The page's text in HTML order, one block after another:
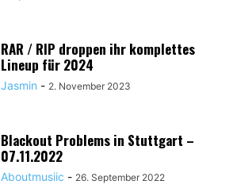
RAR / RIP droppen ihr komplettes
Lineup für 2024
Jasmin - 2. November 2023
Blackout Problems in Stuttgart –
07.11.2022
Aboutmusiic - 26. September 2022